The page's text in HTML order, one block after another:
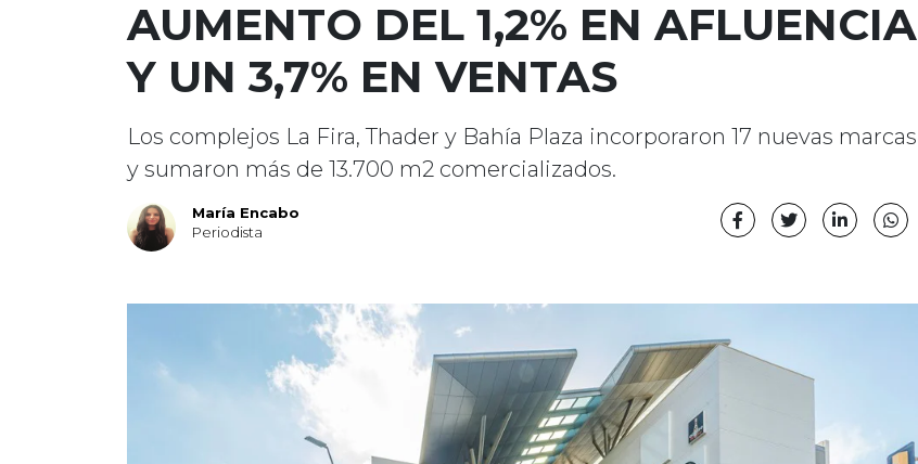
AUMENTO DEL 1,2% EN AFLUENCIA
Y UN 3,7% EN VENTAS
Los complejos La Fira, Thader y Bahía Plaza incorporaron 17 nuevas marcas
y sumaron más de 13.700 m2 comercializados.
María Encabo
Periodista